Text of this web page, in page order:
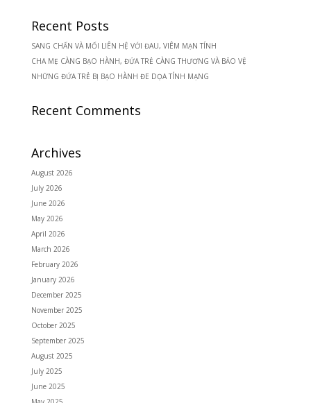
Recent Posts
SANG CHẤN VÀ MỐI LIÊN HỆ VỚI ĐAU, VIÊM MẠN TÍNH
CHA MẸ CÀNG BẠO HÀNH, ĐỨA TRẺ CÀNG THƯƠNG VÀ BẢO VỆ
NHỮNG ĐỨA TRẺ BỊ BẠO HÀNH ĐE DỌA TÍNH MẠNG
Recent Comments
Archives
August 2026
July 2026
June 2026
May 2026
April 2026
March 2026
February 2026
January 2026
December 2025
November 2025
October 2025
September 2025
August 2025
July 2025
June 2025